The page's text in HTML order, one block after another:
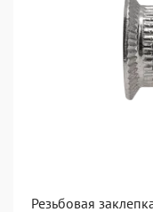
Резьбовая